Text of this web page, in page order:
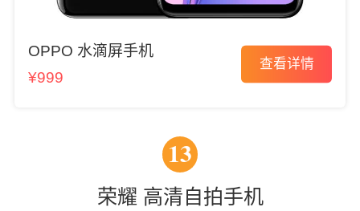
OPPO 水滴屏手机
¥999
查看详情
13
荣耀 高清自拍手机